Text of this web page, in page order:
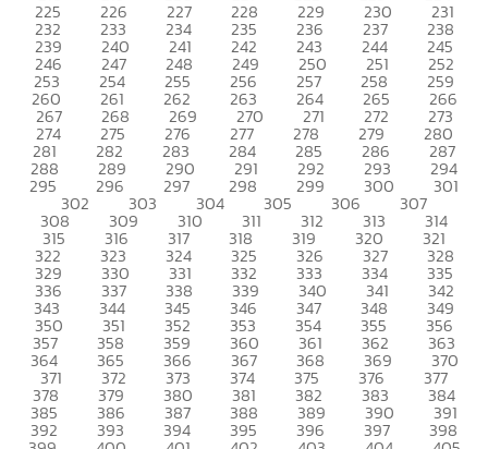
225 226 227 228 229 230 231
232 233 234 235 236 237 238
239 240 241 242 243 244 245
246 247 248 249 250 251 252
253 254 255 256 257 258 259
260 261 262 263 264 265 266
267 268 269 270 271 272 273
274 275 276 277 278 279 280
281 282 283 284 285 286 287
288 289 290 291 292 293 294
295 296 297 298 299 300 301
302 303 304 305 306 307
308 309 310 311 312 313 314
315 316 317 318 319 320 321
322 323 324 325 326 327 328
329 330 331 332 333 334 335
336 337 338 339 340 341 342
343 344 345 346 347 348 349
350 351 352 353 354 355 356
357 358 359 360 361 362 363
364 365 366 367 368 369 370
371 372 373 374 375 376 377
378 379 380 381 382 383 384
385 386 387 388 389 390 391
392 393 394 395 396 397 398